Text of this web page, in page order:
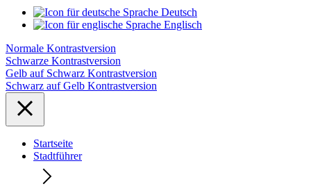
Deutsch
Englisch
Normale Kontrastversion
Schwarze Kontrastversion
Gelb auf Schwarz Kontrastversion
Schwarz auf Gelb Kontrastversion
Startseite
Stadtführer